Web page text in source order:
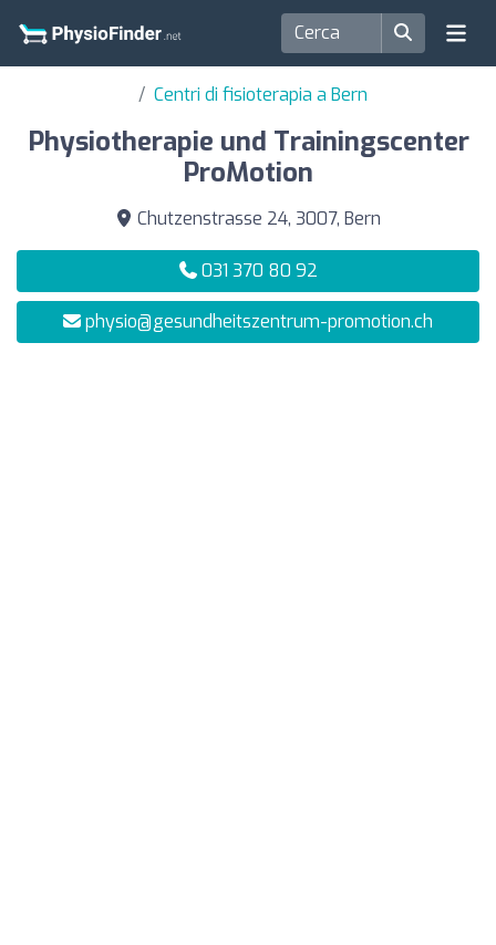
Centri di fisioterapia a Bern
Physiotherapie und Trainingscenter
ProMotion
Chutzenstrasse 24, 3007, Bern
031 370 80 92
physio@gesundheitszentrum-promotion.ch